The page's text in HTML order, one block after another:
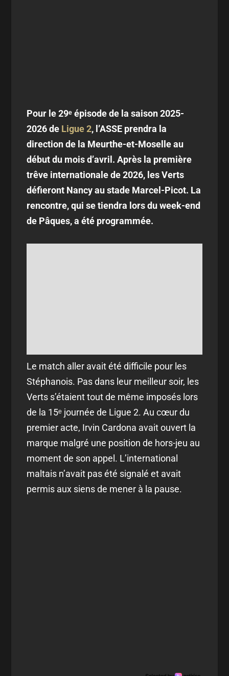
Pour le 29ᵉ épisode de la saison 2025-
2026 de Ligue 2, l’ASSE prendra la
direction de la Meurthe-et-Moselle au
début du mois d’avril. Après la première
trêve internationale de 2026, les Verts
défieront Nancy au stade Marcel-Picot. La
rencontre, qui se tiendra lors du week-end
de Pâques, a été programmée.
Le match aller avait été difficile pour les
Stéphanois. Pas dans leur meilleur soir, les
Verts s’étaient tout de même imposés lors
de la 15ᵉ journée de Ligue 2. Au cœur du
premier acte, Irvin Cardona avait ouvert la
marque malgré une position de hors-jeu au
moment de son appel. L’international
maltais n’avait pas été signalé et avait
permis aux siens de mener à la pause.